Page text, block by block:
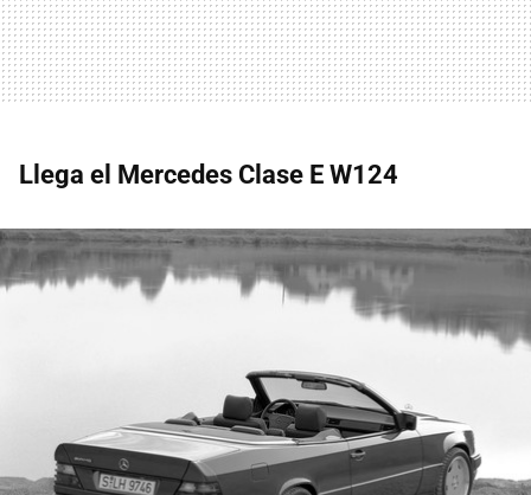
Llega el Mercedes Clase E W124